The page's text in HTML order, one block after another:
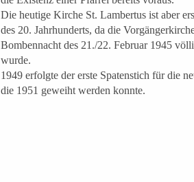
Die heutige Kirche St. Lambertus ist aber
des 20. Jahrhunderts, da die
Bombennacht des 21./22. Februar 1945
wurde.
1949 erfolgte der erste Spatenstich für die
die 1951 geweiht werden konnte.